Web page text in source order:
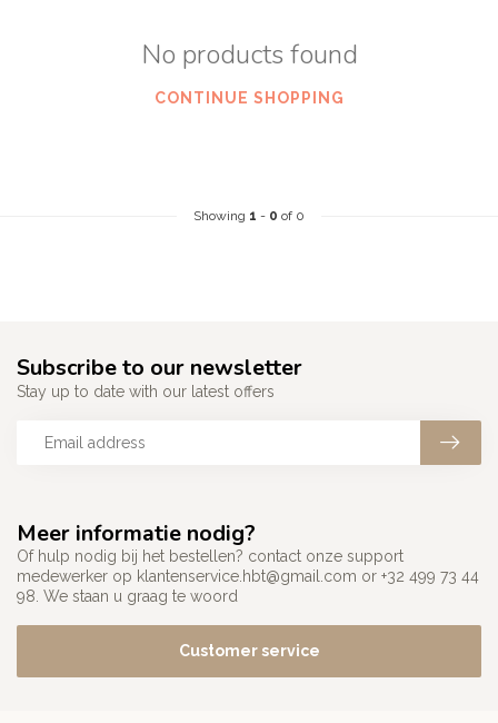
No products found
CONTINUE SHOPPING
Showing 1 - 0 of 0
Meer informatie nodig?
Of hulp nodig bij het bestellen? contact onze support
medewerker op klantenservice.hbt@gmail.com or +32 499 73 44
98. We staan u graag te woord
Customer service
Subscribe to our newsletter
Stay up to date with our latest offers